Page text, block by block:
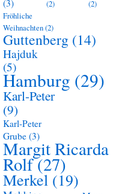
(3) (2)
(2)
Fröhliche
Weihnachten(2)
Guttenberg (14)
Hajduk
(5)
Hamburg (29)
Karl-Peter
(9)
Karl-Peter
Grube (3)
Margit Ricarda
Rolf(27)
Merkel (19)